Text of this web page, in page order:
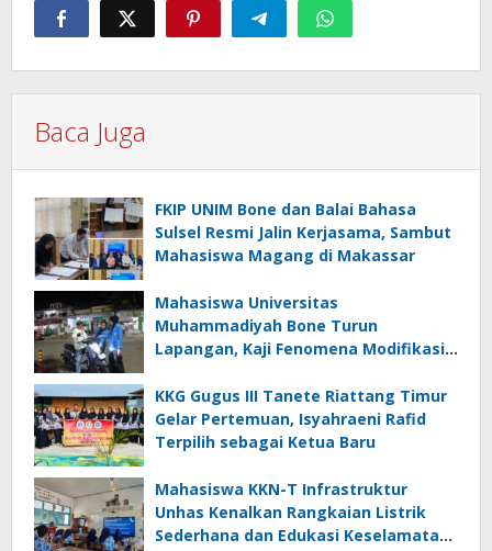
Baca Juga
FKIP UNIM Bone dan Balai Bahasa
Sulsel Resmi Jalin Kerjasama, Sambut
Mahasiswa Magang di Makassar
Mahasiswa Universitas
Muhammadiyah Bone Turun
Lapangan, Kaji Fenomena Modifikasi
FOTOFOBIA
KKG Gugus III Tanete Riattang Timur
Gelar Pertemuan, Isyahraeni Rafid
Terpilih sebagai Ketua Baru
Mahasiswa KKN-T Infrastruktur
Unhas Kenalkan Rangkaian Listrik
Sederhana dan Edukasi Keselamatan